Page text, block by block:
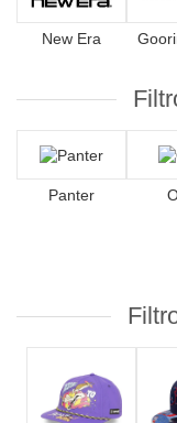
New Era
Panter